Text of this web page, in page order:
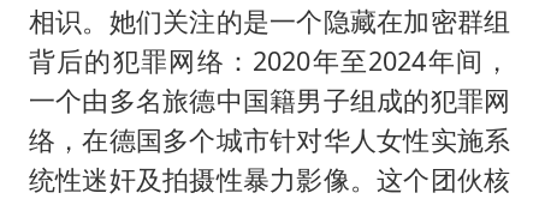
相识。她们关注的是一个隐藏在加密群组
背后的犯罪网络：2020年至2024年间，
一个由多名旅德中国籍男子组成的犯罪网
络，在德国多个城市针对华人女性实施系
统性迷奸及拍摄性暴力影像。这个团伙核